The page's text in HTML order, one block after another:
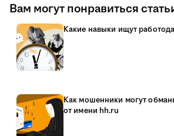
Вам могут понравиться
Какие навыки ищут
Как мошенники могут
от имени hh.ru